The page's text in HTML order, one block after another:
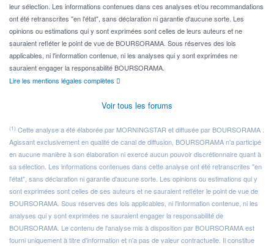
leur sélection. Les informations contenues dans ces analyses et/ou recommandations
ont été retranscrites "en l'état", sans déclaration ni garantie d'aucune sorte. Les
opinions ou estimations qui y sont exprimées sont celles de leurs auteurs et ne
sauraient refléter le point de vue de BOURSORAMA. Sous réserves des lois
applicables, ni l'information contenue, ni les analyses qui y sont exprimées ne
sauraient engager la responsabilité BOURSORAMA.
Lire les mentions légales complètes
Voir tous les forums
(1) Cette analyse a été élaborée par MORNINGSTAR et diffusée par BOURSORAMA .
Agissant exclusivement en qualité de canal de diffusion, BOURSORAMA n'a participé
en aucune manière à son élaboration ni exercé aucun pouvoir discrétionnaire quant à
sa sélection. Les informations contenues dans cette analyse ont été retranscrites "en
l'état", sans déclaration ni garantie d'aucune sorte. Les opinions ou estimations qui y
sont exprimées sont celles de ses auteurs et ne sauraient refléter le point de vue de
BOURSORAMA. Sous réserves des lois applicables, ni l'information contenue, ni les
analyses qui y sont exprimées ne sauraient engager la responsabilité de
BOURSORAMA. Le contenu de l'analyse mis à disposition par BOURSORAMA est
fourni uniquement à titre d'information et n'a pas de valeur contractuelle. Il constitue